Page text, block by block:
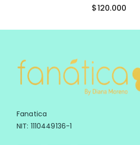
$120.000
Fanatica
NIT: 1110449136-1